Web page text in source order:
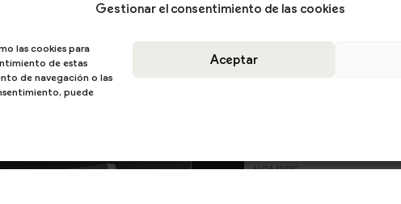
Gestionar el consentimiento de las cookies
las cookies para
de estas
de navegación o las
puede
Aceptar